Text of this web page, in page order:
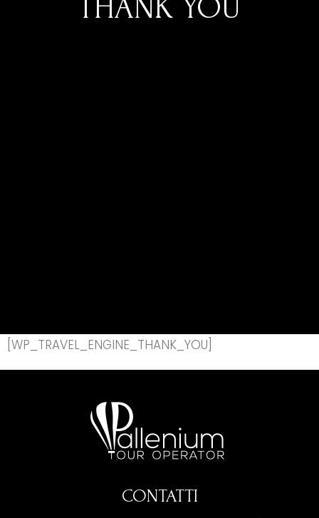
THANK YOU
[WP_TRAVEL_ENGINE_THANK_YOU]
CONTATTI